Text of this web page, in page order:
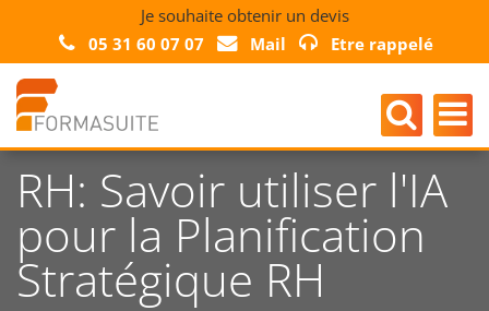
Je souhaite obtenir un devis
05 31 60 07 07
Mail Etre rappelé
RH: Savoir utiliser l'IA
pour la Planification
Stratégique RH